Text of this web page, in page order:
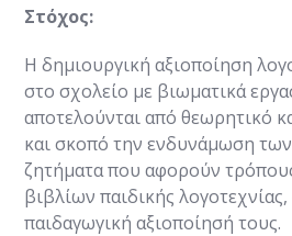
Στόχος:
Η δημιουργική αξιοποίηση
στο σχολείο με βιωματικά
αποτελούνται από θεωρητικό
και σκοπό την ενδυνάμωση
ζητήματα που αφορούν
βιβλίων παιδικής
παιδαγωγική αξιοποίησή τους.